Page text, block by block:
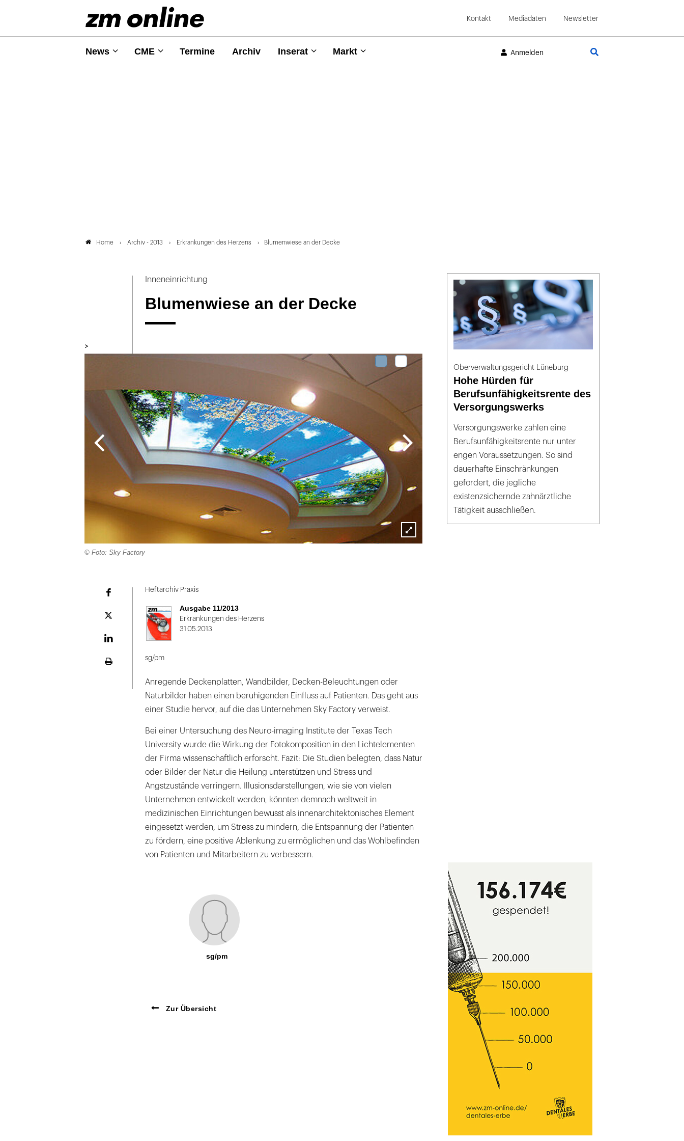
Kontakt Mediadaten Newsletter
News CME Termine Archiv Inserat Markt Anmelden
Home Archiv - 2013 Erkrankungen des Herzens Blumenwiese an der Decke
Inneneinrichtung
Blumenwiese an der Decke
>
Lightbox
© Foto: Sky Factory
Plattform
Heftarchiv Praxis
Ausgabe 11/2013
Erkrankungen des Herzens
31.05.2013
sg/pm
Anregende Deckenplatten, Wandbilder, Decken-Beleuchtungen oder
Naturbilder haben einen beruhigenden Einfluss auf Patienten. Das geht aus
einer Studie hervor, auf die das Unternehmen Sky Factory verweist.
Bei einer Untersuchung des Neuro-imaging Institute der Texas Tech
University wurde die Wirkung der Fotokomposition in den Lichtelementen
der Firma wissenschaftlich erforscht. Fazit: Die Studien belegten, dass Natur
oder Bilder der Natur die Heilung unterstützen und Stress und
Angstzustände verringern. Illusionsdarstellungen, wie sie von vielen
Unternehmen entwickelt werden, könnten demnach weltweit in
medizinischen Einrichtungen bewusst als innenarchitektonisches Element
eingesetzt werden, um Stress zu mindern, die Entspannung der Patienten
zu fördern, eine positive Ablenkung zu ermöglichen und das Wohlbefinden
von Patienten und Mitarbeitern zu verbessern.
sg/pm
Zur Übersicht
Oberverwaltungsgericht Lüneburg
Hohe Hürden für
Berufsunfähigkeitsrente des
Versorgungswerks
Versorgungswerke zahlen eine
Berufsunfähigkeitsrente nur unter
engen Voraussetzungen. So sind
dauerhafte Einschränkungen
gefordert, die jegliche
existenzsichernde zahnärztliche
Tätigkeit ausschließen.